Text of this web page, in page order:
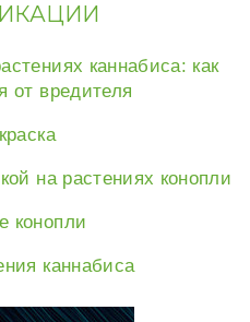
каннабиса: как
от вредителя
на растениях конопли
конопли
каннабиса